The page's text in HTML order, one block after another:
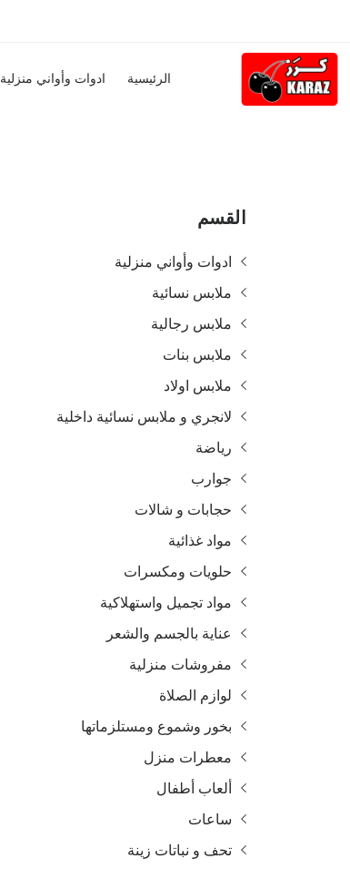
الرئيسية ادوات وأواني منزلية
القسم
ادوات وأواني منزلية
ملابس نسائية
ملابس رجالية
ملابس بنات
ملابس اولاد
لانجري و ملابس نسائية داخلية
رياضة
جوارب
حجابات و شالات
مواد غذائية
حلويات ومكسرات
مواد تجميل واستهلاكية
عناية بالجسم والشعر
مفروشات منزلية
لوازم الصلاة
بخور وشموع ومستلزماتها
معطرات منزل
ألعاب أطفال
ساعات
تحف و نباتات زينة